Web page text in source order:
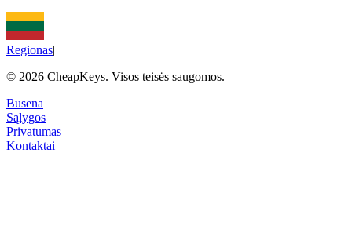
Regionas|
© 2026 CheapKeys. Visos teisės saugomos.
Būsena
Sąlygos
Privatumas
Kontaktai